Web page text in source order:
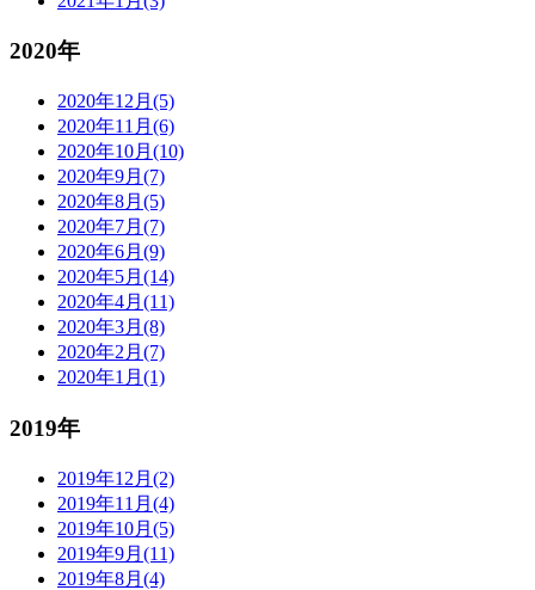
2020年
2020年12月(5)
2020年11月(6)
2020年10月(10)
2020年9月(7)
2020年8月(5)
2020年7月(7)
2020年6月(9)
2020年5月(14)
2020年4月(11)
2020年3月(8)
2020年2月(7)
2020年1月(1)
2019年
2019年12月(2)
2019年11月(4)
2019年10月(5)
2019年9月(11)
2019年8月(4)